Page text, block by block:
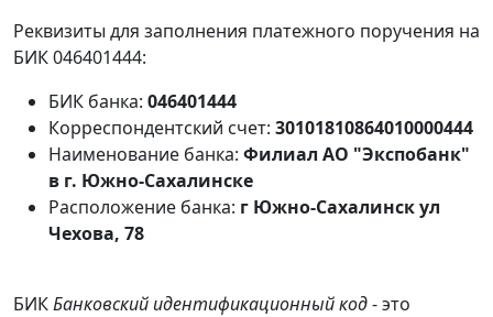
Реквизиты для заполнения платежного поручения на
БИК 046401444:
БИК банка: 046401444
Корреспондентский счет: 30101810864010000444
Наименование банка: Филиал АО "Экспобанк"
в г. Южно-Сахалинске
Расположение банка: г Южно-Сахалинск ул
Чехова, 78
БИКБанковский идентификационный код- это